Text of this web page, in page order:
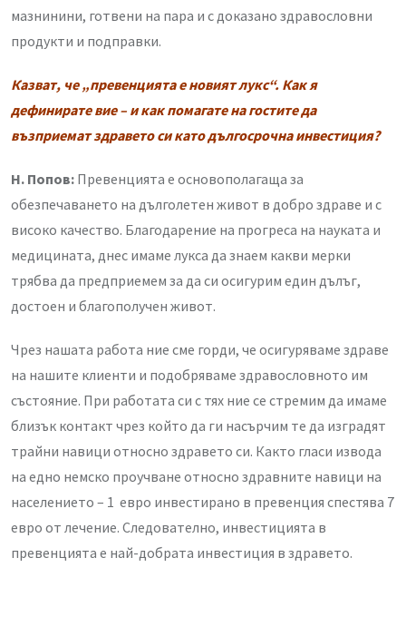
мазнинини, готвени на пара и с доказано здравословни
продукти и подправки.
Казват, че „превенцията е новият лукс“. Как я
дефинирате вие – и как помагате на гостите да
възприемат здравето си като дългосрочна инвестиция?
Н. Попов: Превенцията е основополагаща за
обезпечаването на дълголетен живот в добро здраве и с
високо качество. Благодарение на прогреса на науката и
медицината, днес имаме лукса да знаем какви мерки
трябва да предприемем за да си осигурим един дълъг,
достоен и благополучен живот.
Чрез нашата работа ние сме горди, че осигуряваме здраве
на нашите клиенти и подобряваме здравословното им
състояние. При работата си с тях ние се стремим да имаме
близък контакт чрез който да ги насърчим те да изградят
трайни навици относно здравето си. Както гласи извода
на едно немско проучване относно здравните навици на
населението – 1 евро инвестирано в превенция спестява 7
евро от лечение. Следователно, инвестицията в
превенцията е най-добрата инвестиция в здравето.